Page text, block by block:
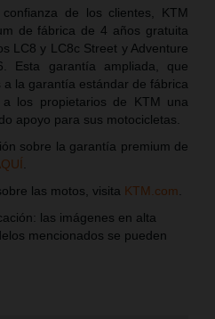
de los clientes, KTM
de fábrica de 4 años gratuita
LC8 y LC8c Street y Adventure
Esta garantía ampliada, que
la garantía estándar de fábrica
los propietarios de KTM una
apoyo para sus motocicletas.
sobre la garantía premium de
las motos, visita KTM.com
las imágenes en alta
mencionados se pueden